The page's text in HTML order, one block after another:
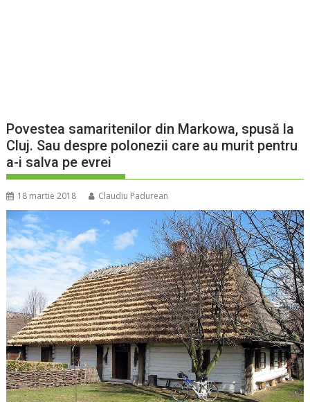
Povestea samaritenilor din Markowa, spusă la
Cluj. Sau despre polonezii care au murit pentru
a-i salva pe evrei
18 martie 2018 Claudiu Padurean